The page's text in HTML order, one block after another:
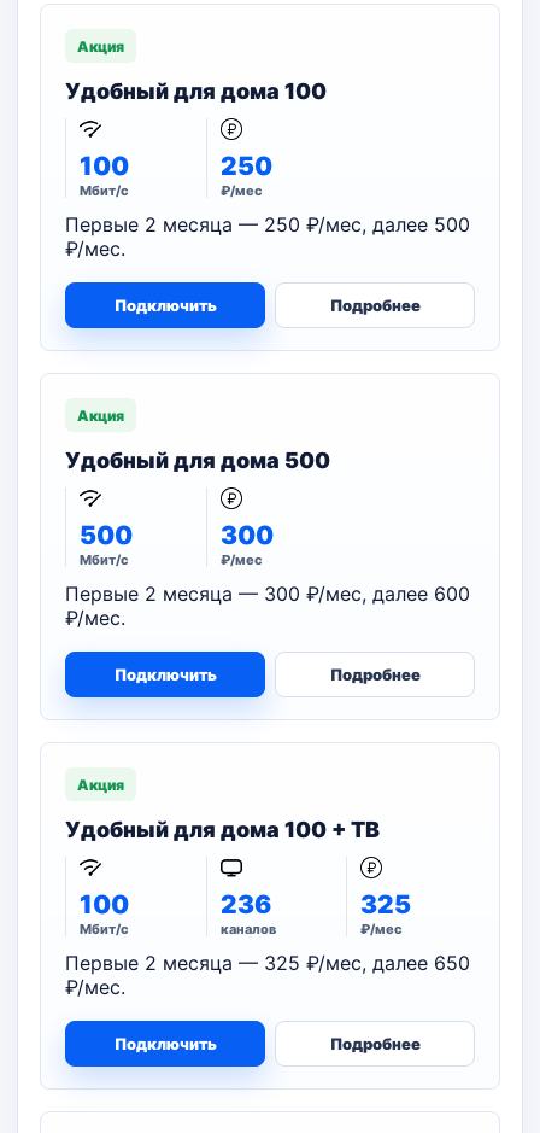
Акция
Удобный для дома 100
100
Мбит/с
250
₽/мес
Первые 2 месяца — 250 ₽/мес, далее 500
₽/мес.
Подключить Подробнее
Акция
Удобный для дома 500
500
Мбит/с
300
₽/мес
Первые 2 месяца — 300 ₽/мес, далее 600
₽/мес.
Подключить Подробнее
Акция
Удобный для дома 100 + ТВ
100
Мбит/с
236
каналов
325
₽/мес
Первые 2 месяца — 325 ₽/мес, далее 650
₽/мес.
Подключить Подробнее